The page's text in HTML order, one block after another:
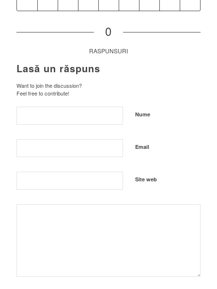
0
RASPUNSURI
Lasă un răspuns
Want to join the discussion?
Feel free to contribute!
Nume
Email
Site web